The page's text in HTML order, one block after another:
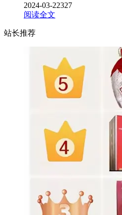
2024-03-22327
阅读全文
站长推荐